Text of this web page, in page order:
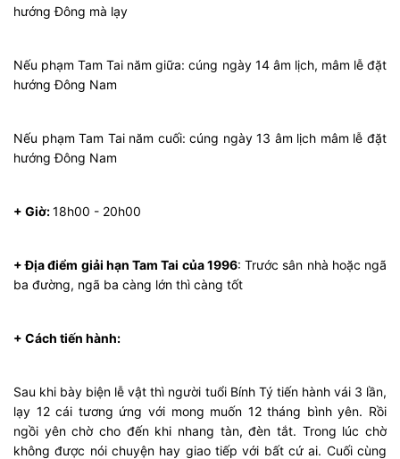
hướng Đông mà lạy
Nếu phạm Tam Tai năm giữa: cúng ngày 14 âm lịch, mâm lễ đặt
hướng Đông Nam
Nếu phạm Tam Tai năm cuối: cúng ngày 13 âm lịch mâm lễ đặt
hướng Đông Nam
+ Giờ:18h00 - 20h00
+ Địa điểm giải hạn Tam Tai của 1996: Trước sân nhà hoặc ngã
ba đường, ngã ba càng lớn thì càng tốt
+ Cách tiến hành:
Sau khi bày biện lễ vật thì người tuổi Bính Tý tiến hành vái 3 lần,
lạy 12 cái tương ứng với mong muốn 12 tháng bình yên. Rồi
ngồi yên chờ cho đến khi nhang tàn, đèn tắt. Trong lúc chờ
không được nói chuyện hay giao tiếp với bất cứ ai. Cuối cùng